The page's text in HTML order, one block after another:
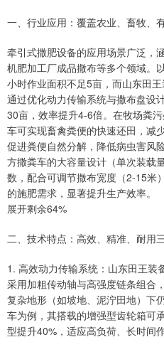
一、行业应用：覆盖农业、畜牧、
牵引式撒肥设备的应用场景广泛，
机肥加工厂成品撒布等多个领域。
小时作业面积不足5亩，而山东田
通过优化动力传输系统与撒布盘设
30亩，效率提升4-6倍。在牧场粪
车可实现畜禽粪便的快速还田，减
促进粪便自然分解，降低病虫害风
方撒粪车的大容量设计（单次装载
数，配合可调节撒布宽度（2-15米
的施肥需求，显著提升生产效率。
展开剩余64%
二、技术特点：高效、精准、耐用
1. 高效动力传输系统：山东田王装
采用加粗传动轴与高强度链条组合
复杂地形（如坡地、泥泞田地）下
车为例，其搭载的增强型齿轮箱可
型提升40%，适应高负荷、长时间作